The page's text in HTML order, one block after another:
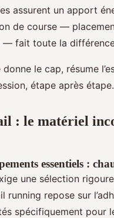
assurent un apport
de course —
— fait toute la
le cap, résume
étape après étape.
: le matériel
essentiels :
une sélection
running repose sur
spécifiquement pour